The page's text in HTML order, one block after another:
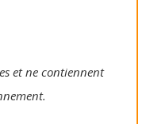
et ne contiennent